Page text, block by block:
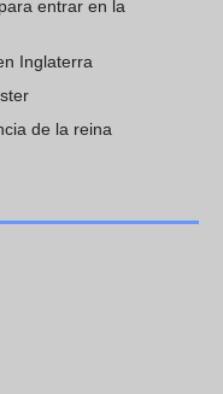
entrar en la
Inglaterra
de la reina